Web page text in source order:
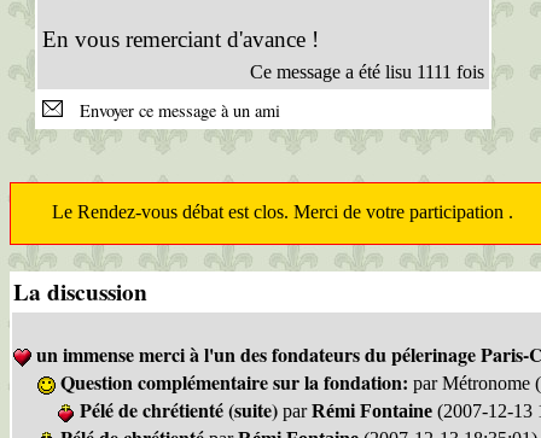
En vous remerciant d'avance !
Ce message a été lisu 1111 fois
Envoyer ce message à un ami
Le Rendez-vous débat est clos. Merci de votre participation .
La discussion
un immense merci à l'un des fondateurs du pélerinage Paris-
Question complémentaire sur la fondation: par Métronome
Pélé de chrétienté (suite) parRémi Fontaine (2007-12-13